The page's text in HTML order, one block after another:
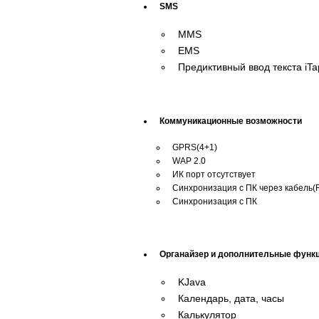
SMS
MMS
EMS
Предиктивный ввод текста
Коммуникационные возможности
GPRS(4+1)
WAP 2.0
ИК порт отсутствует
Синхронизация с ПК через
Синхронизация с ПК
Органайзер и дополнительные
KJava
Календарь, дата, часы
Калькулятор